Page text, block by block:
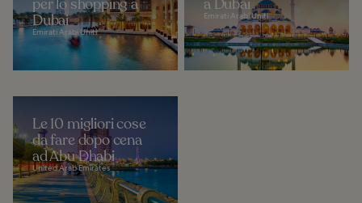
per lo shopping a
Dubai
Emirati Arabi Uniti
a Dubai
Emirati Arabi Uniti
Le 10 migliori cose
da fare dopo cena
ad Abu Dhabi
United Arab Emirates